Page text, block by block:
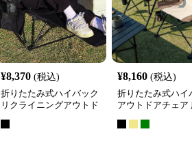
¥8,370 (税込)
折りたたみ式ハイバック
リクライニングアウトド
¥8,160 (税込)
折りたたみ式ハイ
アウトドアチェア